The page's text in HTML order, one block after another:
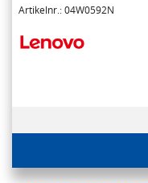
Artikelnr.: 04W0592N